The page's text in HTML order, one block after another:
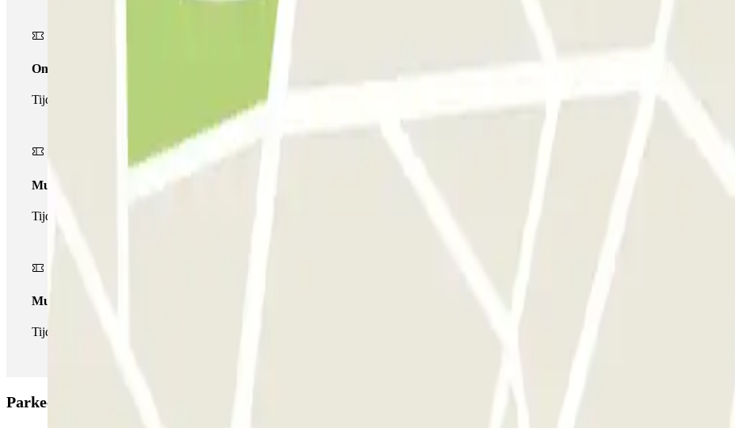
Onepass
Tijdens je verblijf kun je de parkeerplaats maar één keer op- en afrijden.
Multiparking pass
Tijdens uw verblijf kunt u gebruik maken van het volledige netwerk van parkeergarages van deze operator, beschikbaar bij Parclick.
Multipass
Tijdens je verblijf kun je de parkeerplaats zo vaak in- en uitrijden als je wilt.
Parkeergarage Gómez Ulla DM: Beoordelingen